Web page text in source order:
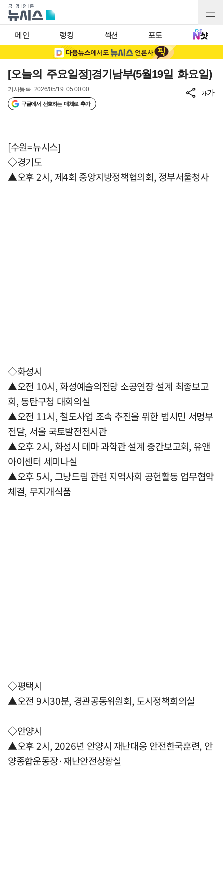
메인 랭킹 섹션 포토
[오늘의 주요일정]경기남부(5월19일 화요일)
기사등록 2026/05/19 05:00:00
구글에서 선호하는 매체로 추가
가가
[수원=뉴시스]
◇경기도
▲오후 2시, 제4회 중앙지방정책협의회, 정부서울청사
◇화성시
▲오전 10시, 화성예술의전당 소공연장 설계 최종보고
회, 동탄구청 대회의실
▲오전 11시, 철도사업 조속 추진을 위한 범시민 서명부
전달, 서울 국토발전전시관
▲오후 2시, 화성시 테마 과학관 설계 중간보고회, 유앤
아이센터 세미나실
▲오후 5시, 그냥드림 관련 지역사회 공헌활동 업무협약
체결, 무지개식품
◇평택시
▲오전 9시30분, 경관공동위원회, 도시정책회의실
◇안양시
▲오후 2시, 2026년 안양시 재난대응 안전한국훈련, 안
양종합운동장·재난안전상황실